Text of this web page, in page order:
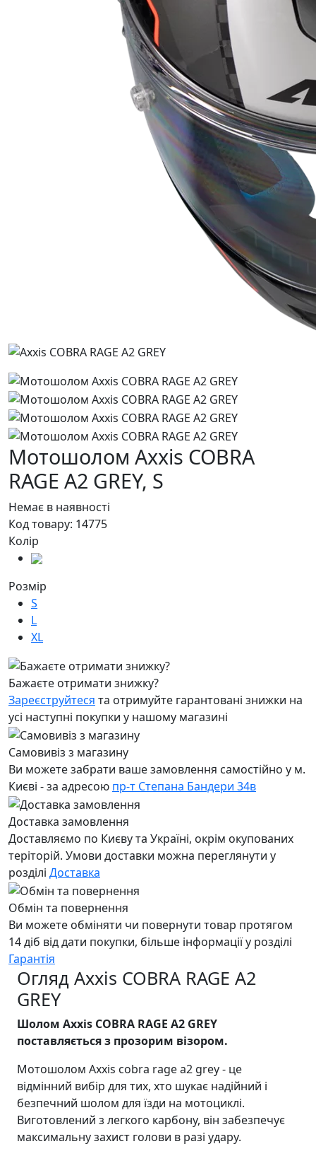
Мотошолом Axxis COBRA
RAGE A2 GREY, S
Немає в наявності
Код товару: 14775
Колір
Розмір
S
L
XL
Бажаєте отримати знижку?
Зареєструйтеся та отримуйте гарантовані знижки на
усі наступні покупки у нашому магазині
Самовивіз з магазину
Ви можете забрати ваше замовлення самостійно у м.
Києві - за адресою пр-т Степана Бандери 34в
Доставка замовлення
Доставляємо по Києву та Україні, окрім окупованих
теріторій. Умови доставки можна переглянути у
розділі Доставка
Обмін та повернення
Ви можете обміняти чи повернути товар протягом
14 діб від дати покупки, більше інформації у розділі
Гарантія
Огляд Axxis COBRA RAGE A2
GREY
Шолом Axxis COBRA RAGE A2 GREY
поставляється з прозорим візором.
Мотошолом Axxis cobra rage a2 grey - це
відмінний вибір для тих, хто шукає надійний і
безпечний шолом для їзди на мотоциклі.
Виготовлений з легкого карбону, він забезпечує
максимальну захист голови в разі удару.